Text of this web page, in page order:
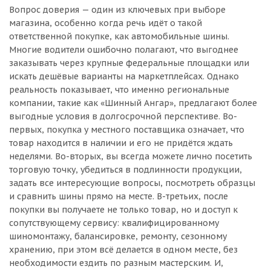
Вопрос доверия — один из ключевых при выборе
магазина, особенно когда речь идёт о такой
ответственной покупке, как автомобильные шины.
Многие водители ошибочно полагают, что выгоднее
заказывать через крупные федеральные площадки или
искать дешёвые варианты на маркетплейсах. Однако
реальность показывает, что именно региональные
компании, такие как «Шинный Ангар», предлагают более
выгодные условия в долгосрочной перспективе. Во-
первых, покупка у местного поставщика означает, что
товар находится в наличии и его не придётся ждать
неделями. Во-вторых, вы всегда можете лично посетить
торговую точку, убедиться в подлинности продукции,
задать все интересующие вопросы, посмотреть образцы
и сравнить шины прямо на месте. В-третьих, после
покупки вы получаете не только товар, но и доступ к
сопутствующему сервису: квалифицированному
шиномонтажу, балансировке, ремонту, сезонному
хранению, при этом всё делается в одном месте, без
необходимости ездить по разным мастерским. И,